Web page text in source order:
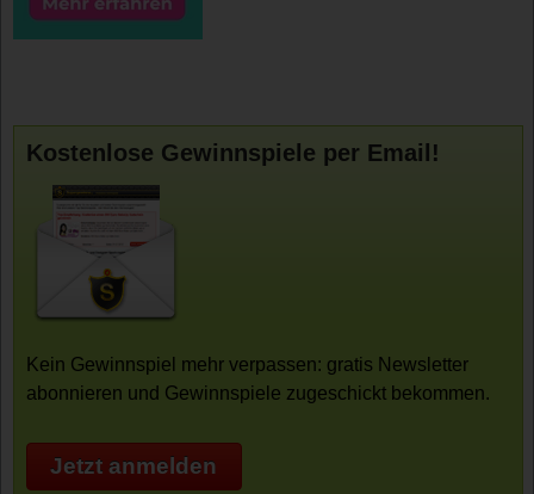
Kostenlose Gewinnspiele per Email!
Kein Gewinnspiel mehr verpassen: gratis Newsletter
abonnieren und Gewinnspiele zugeschickt bekommen.
Jetzt anmelden